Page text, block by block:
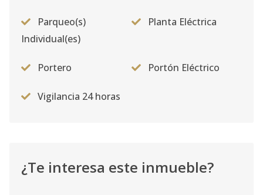
Parqueo(s)
Individual(es)
Planta Eléctrica
Portero Portón Eléctrico
Vigilancia 24 horas
¿Te interesa este inmueble?